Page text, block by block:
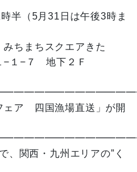
5月31日は午後3時ま
ちまちスクエアきた
−７ 地下２Ｆ
ェア 四国漁場直送」が開
関西・九州エリアの”く